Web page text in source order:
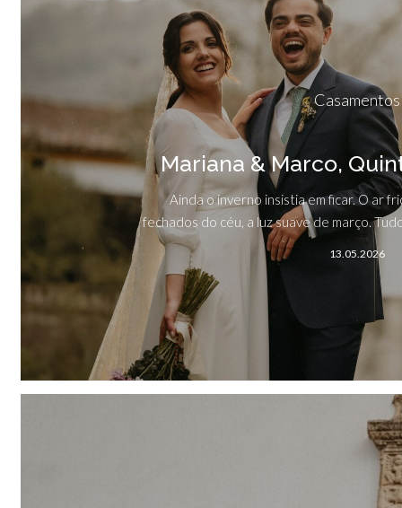
Casamentos
Mariana & Marco,
Ainda o inverno insistia em ficar. O ar
fechados do céu, a luz suave de março.
13.05.2026